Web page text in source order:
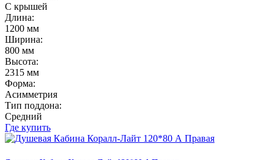
С крышей
Длина:
1200 мм
Ширина:
800 мм
Высота:
2315 мм
Форма:
Асимметрия
Тип поддона:
Средний
Где купить